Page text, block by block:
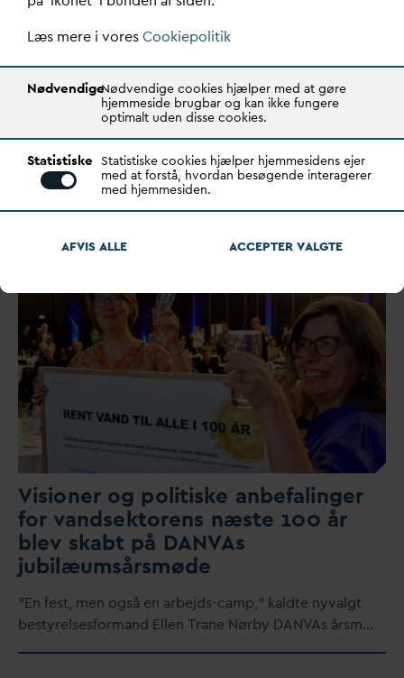
Arrangør:DAN VA –DanskVand- og
Deltagere: Over 800 deltagere fravandselskaber,
kommuner, statslige myndigheder, rådgivere,
forskningsinstitutioner og leverandører
FORENING
Visioner og politiske anbefalinger
forvandsektorens næste 100 år
blev skabt på DANVAs
jubilæumsårsmøde
”En fest, men også en arbejds-camp," kaldte nyvalgt
bestyrelsesformand Ellen Trane Nørby DANVAs årsm…
Læs mere i voresCookiepolitik
NødvendigeNødvendige cookies hjælper med at gøre
hjemmeside brugbar og kan ikke fungere
optimalt uden disse cookies.
Statistiske Statistiske cookies hjælper hjemmesidens ejer
med at forstå, hvordan besøgende interagerer
med hjemmesiden.
AFVIS ALLE ACCEPTERVALGTE